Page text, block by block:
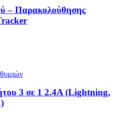
– Παρακολούθησης
3 σε 1 2.4A (Lightning,